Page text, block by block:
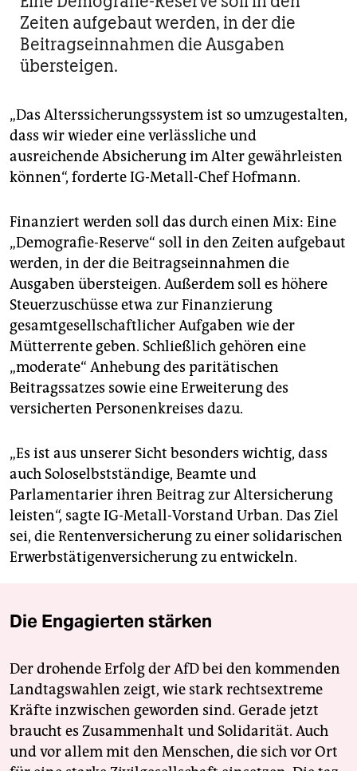
Zeiten aufgebaut werden, in der die
Beitragseinnahmen die Ausgaben
übersteigen.
„Das Alterssicherungssystem ist so umzugestalten,
dass wir wieder eine verlässliche und
ausreichende Absicherung im Alter gewährleisten
können“, forderte IG-Metall-Chef Hofmann.
Finanziert werden soll das durch einen Mix: Eine
„Demografie-Reserve“ soll in den Zeiten aufgebaut
werden, in der die Beitragseinnahmen die
Ausgaben übersteigen. Außerdem soll es höhere
Steuerzuschüsse etwa zur Finanzierung
gesamtgesellschaftlicher Aufgaben wie der
Mütterrente geben. Schließlich gehören eine
„moderate“ Anhebung des paritätischen
Beitragssatzes sowie eine Erweiterung des
versicherten Personenkreises dazu.
„Es ist aus unserer Sicht besonders wichtig, dass
auch Soloselbstständige, Beamte und
Parlamentarier ihren Beitrag zur Altersicherung
leisten“, sagte IG-Metall-Vorstand Urban. Das Ziel
sei, die Rentenversicherung zu einer solidarischen
Erwerbstätigenversicherung zu entwickeln.
Die Engagierten stärken
Der drohende Erfolg der AfD bei den kommenden
Landtagswahlen zeigt, wie stark rechtsextreme
Kräfte inzwischen geworden sind. Gerade jetzt
braucht es Zusammenhalt und Solidarität. Auch
und vor allem mit den Menschen, die sich vor Ort